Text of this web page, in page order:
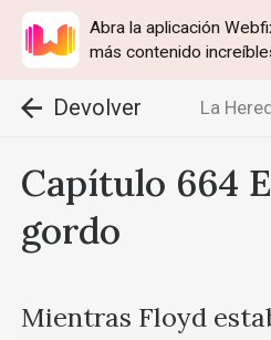
Abra la aplicación
más contenido
Devolver La
Capítulo 664
gordo
Mientras Floyd